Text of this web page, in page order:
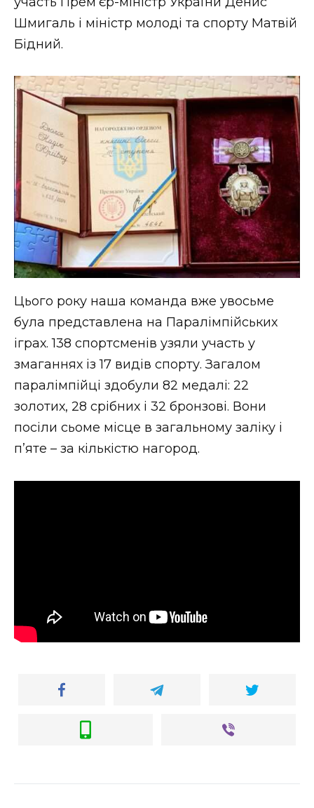
Шмигаль і міністр молоді та спорту Матвій
Бідний.
Цього року наша команда вже увосьме
була представлена на Паралімпійських
іграх. 138 спортсменів узяли участь у
змаганнях із 17 видів спорту. Загалом
паралімпійці здобули 82 медалі: 22
золотих, 28 срібних і 32 бронзові. Вони
посіли сьоме місце в загальному заліку і
п’яте – за кількістю нагород.